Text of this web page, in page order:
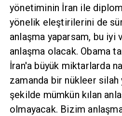
yönetiminin İran ile
yönelik eleştirilerini de
anlaşma yaparsam, bu iyi
anlaşma olacak. Obama
İran'a büyük miktarlarda
zamanda bir nükleer silah
şekilde mümkün kılan
olmayacak. Bizim